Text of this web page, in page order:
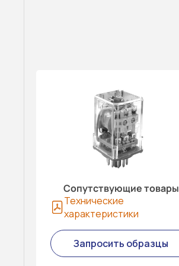
Сопутствующие товары
Технические
характеристики
Запросить образцы